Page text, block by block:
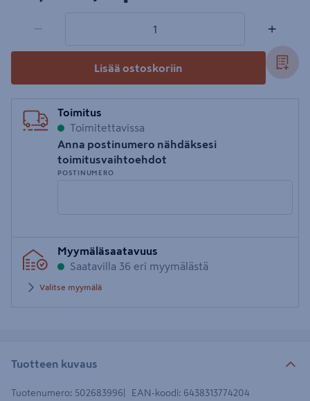
− +
Lisää ostoskoriin
Toimitus
Toimitettavissa
Anna postinumero nähdäksesi
toimitusvaihtoehdot
POSTINUMERO
postinumero
Myymäläsaatavuus
Saatavilla 36 eri myymälästä
Valitse myymälä
Tuotteen kuvaus
Tuotenumero: 502683996 EAN-koodi: 6438313774204